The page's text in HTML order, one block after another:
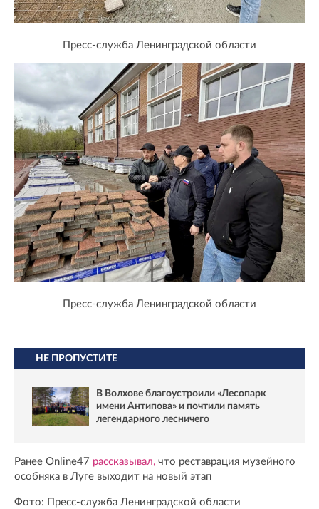
Пресс-служба Ленинградской области
Пресс-служба Ленинградской области
НЕ ПРОПУСТИТЕ
В Волхове благоустроили «Лесопарк
имени Антипова» и почтили память
легендарного лесничего
Ранее Online47 рассказывал, что реставрация музейного
особняка в Луге выходит на новый этап
Фото: Пресс-служба Ленинградской области